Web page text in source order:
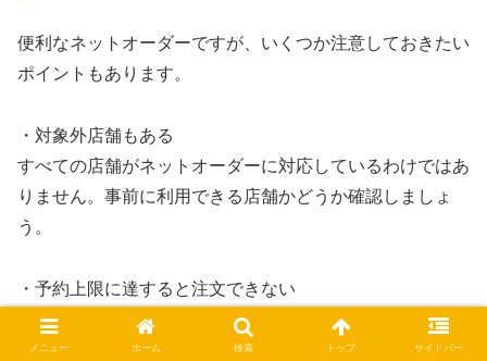
便利なネットオーダーですが、いくつか注意しておきたい
ポイントもあります。
・対象外店舗もある
すべての店舗がネットオーダーに対応しているわけではあ
りません。事前に利用できる店舗かどうか確認しましょ
う。
・予約上限に達すると注文できない
人気商品の場合、予約受付が早めに終了することがありま
す。表示されない場合は、その時間帯の上限に達している
メニュー ホーム 検索 トップ サイドバー